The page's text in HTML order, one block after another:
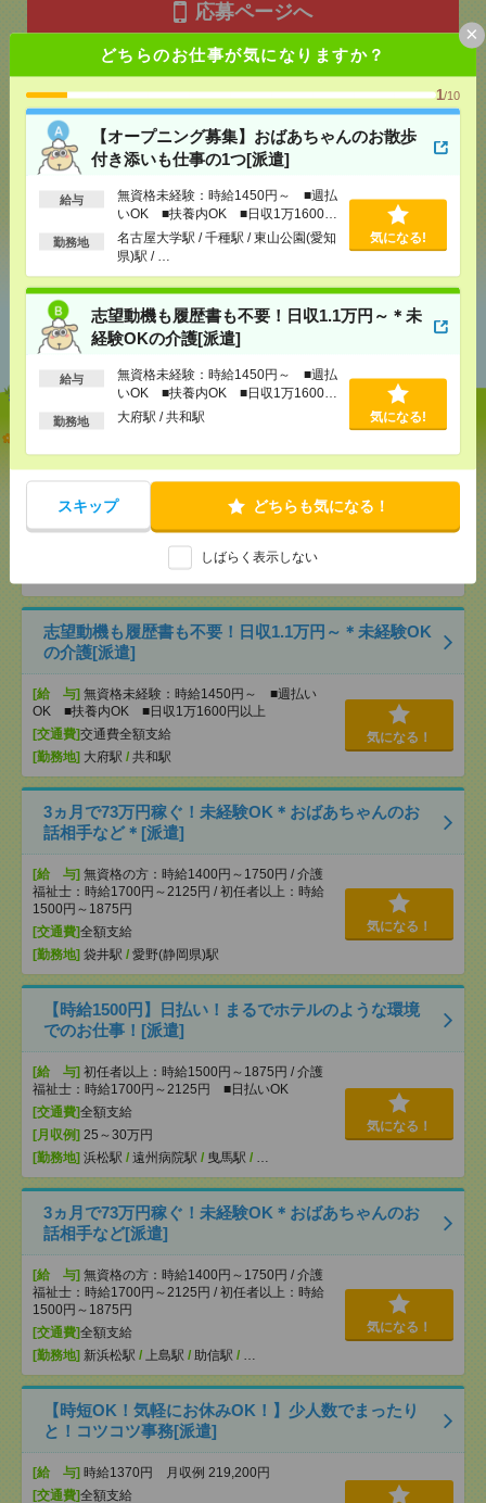
どちらのお仕事が気になりますか？
1/10
【オープニング募集】おばあちゃんのお散歩
付き添いも仕事の1つ[派遣]
給与
無資格未経験：時給1450円～ ■週払
いOK ■扶養内OK ■日収1万1600円
以上
勤務地
名古屋大学駅 / 千種駅 / 東山公園(愛知
県)駅 / …
気になる!
志望動機も履歴書も不要！日収1.1万円～＊未
経験OKの介護[派遣]
給与
無資格未経験：時給1450円～ ■週払
いOK ■扶養内OK ■日収1万1600円
以上
勤務地 大府駅 / 共和駅 気になる!
スキップ どちらも気になる！
しばらく表示しない
×
応募ページへ
気になる！
メールで送る
シェア ツイート ブックマーク
あなたの閲覧履歴からの
おすすめ
【オープニング募集】おばあちゃんのお散歩付き添
いも仕事の1つ[派遣]
[給 与]無資格未経験：時給1450円～ ■週払い
OK ■扶養内OK ■日収1万1600円以上
[交通費]交通費全額支給
千種駅/東山公園(愛知県)駅
志望動機も履歴書も不要！日収1.1万円～＊未経験OK
の介護[派遣]
[給 与] 無資格未経験：時給1450円～ ■週払い
OK ■扶養内OK ■日収1万1600円以上
[交通費]交通費全額支給
[勤務地] 大府駅 / 共和駅
気になる！
3ヵ月で73万円稼ぐ！未経験OK＊おばあちゃんのお
話相手など＊[派遣]
[給 与] 無資格の方：時給1400円～1750円 / 介護
福祉士：時給1700円～2125円 / 初任者以上：時給
1500円～1875円
[交通費]全額支給
[勤務地] 袋井駅 / 愛野(静岡県)駅
気になる！
【時給1500円】日払い！まるでホテルのような環境
でのお仕事！[派遣]
[給 与] 初任者以上：時給1500円～1875円 / 介護
福祉士：時給1700円～2125円 ■日払いOK
[交通費]全額支給
[月収例] 25～30万円
[勤務地] 浜松駅 / 遠州病院駅 / 曳馬駅 / …
気になる！
3ヵ月で73万円稼ぐ！未経験OK＊おばあちゃんのお
話相手など[派遣]
[給 与] 無資格の方：時給1400円～1750円 / 介護
福祉士：時給1700円～2125円 / 初任者以上：時給
1500円～1875円
[交通費]全額支給
[勤務地] 新浜松駅 / 上島駅 / 助信駅 / …
気になる！
【時短OK！気軽にお休みOK！】少人数でまったり
と！コツコツ事務[派遣]
[給 与] 時給1370円 月収例 219,200円
[交通費]全額支給